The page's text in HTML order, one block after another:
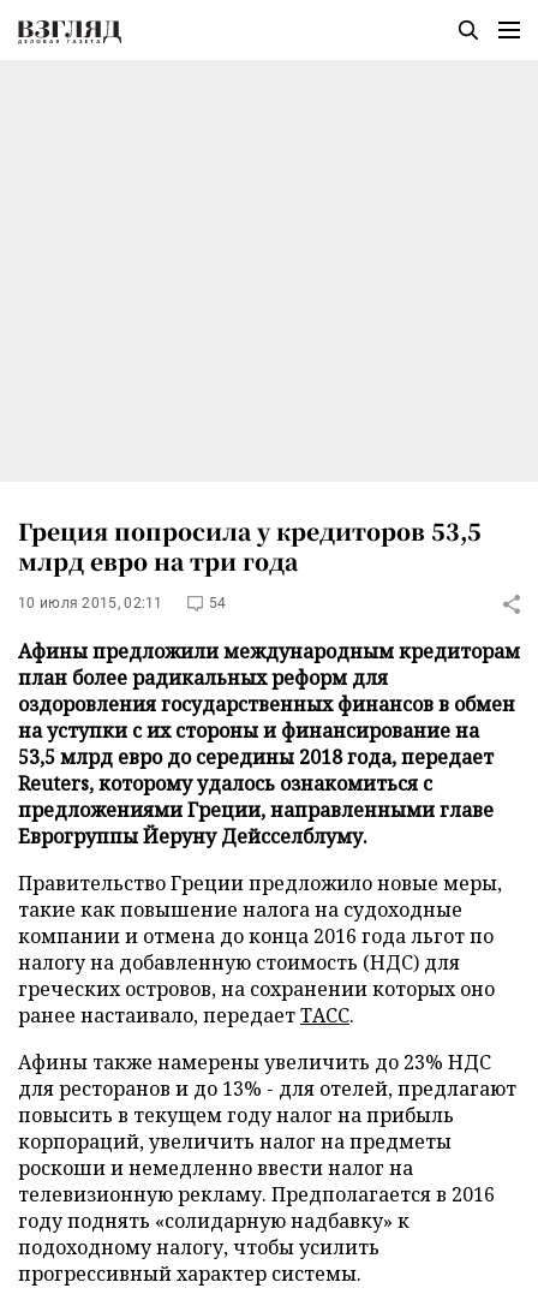
Греция попросила у кредиторов 53,5
млрд евро на три года
10 июля 2015, 02:11 54
Афины предложили международным кредиторам
план более радикальных реформ для
оздоровления государственных финансов в обмен
на уступки с их стороны и финансирование на
53,5 млрд евро до середины 2018 года, передает
Reuters, которому удалось ознакомиться с
предложениями Греции, направленными главе
Еврогруппы Йеруну Дейсселблуму.
Правительство Греции предложило новые меры,
такие как повышение налога на судоходные
компании и отмена до конца 2016 года льгот по
налогу на добавленную стоимость (НДС) для
греческих островов, на сохранении которых оно
ранее настаивало, передаетТАСС.
Афины также намерены увеличить до 23% НДС
для ресторанов и до 13% - для отелей, предлагают
повысить в текущем году налог на прибыль
корпораций, увеличить налог на предметы
роскоши и немедленно ввести налог на
телевизионную рекламу. Предполагается в 2016
году поднять «солидарную надбавку» к
подоходному налогу, чтобы усилить
прогрессивный характер системы.